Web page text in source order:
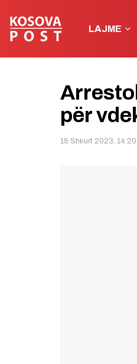
LAJME
për
15 Shkurt 2023, 14:20